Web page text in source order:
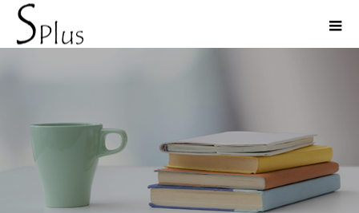
2021年 9月の記事一覧